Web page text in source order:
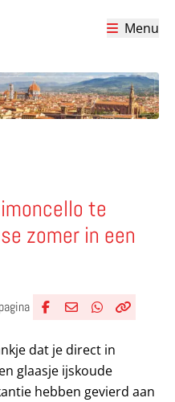
Menu
te
zomer in een
dat je direct in
glaasje ijskoude
hebben gevierd aan